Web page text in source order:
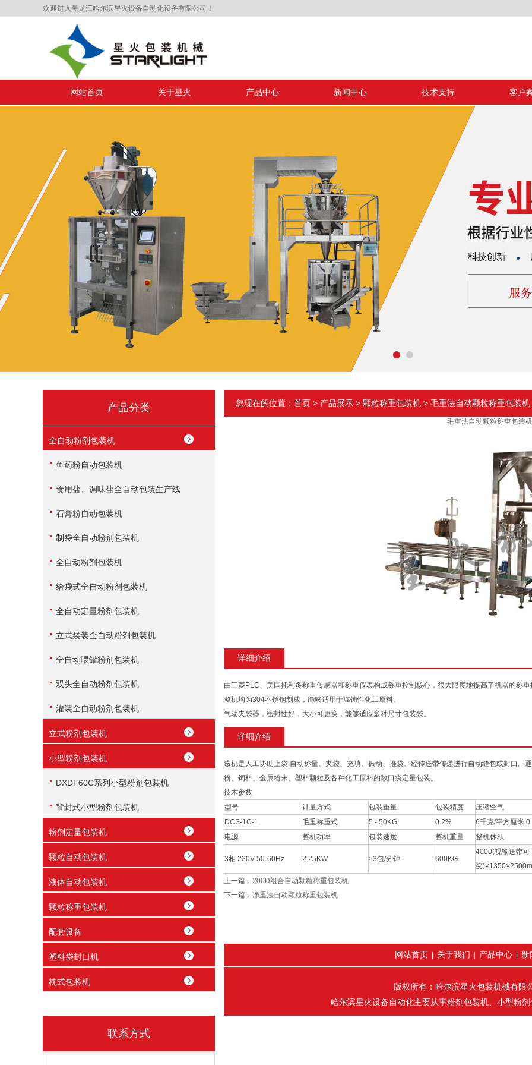
欢迎进入黑龙江哈尔滨星火设备自动化设备有限公司！
网站首页 关于星火 产品中心 新闻中心 技术支持 客户
产品分类
全自动粉剂包装机
鱼药粉自动包装机
食用盐、调味盐全自动包装生产线
石膏粉自动包装机
制袋全自动粉剂包装机
全自动粉剂包装机
给袋式全自动粉剂包装机
全自动定量粉剂包装机
立式袋装全自动粉剂包装机
全自动喂罐粉剂包装机
双头全自动粉剂包装机
灌装全自动粉剂包装机
立式粉剂包装机
小型粉剂包装机
DXDF60C系列小型粉剂包装机
背封式小型粉剂包装机
粉剂定量包装机
颗粒自动包装机
液体自动包装机
颗粒称重包装机
配套设备
塑料袋封口机
枕式包装机
联系方式
您现在的位置： 首页 > 产品展示 > 颗粒称重包装机 > 毛重法自动颗粒称重包装机
毛重法自动颗粒称重包装机
详细介绍
由三菱PLC、美国托利多称重传感器和称重仪表构成称重控制核心，很大限度地提高了机器的称
整机均为304不锈钢制成，能够适用于腐蚀性化工原料。
气动夹袋器，密封性好，大小可更换，能够适应多种尺寸包装袋。
详细介绍
该机是人工协助上袋,自动称量、夹袋、充填、振动、推袋、经传送带传递进行自动缝包或封口。
粉、饲料、金属粉末、塑料颗粒及各种化工原料的敞口袋定量包装。
技术参数
型号
计量方式 包装重量 包装精度
压缩空气
DCS-1C-1
毛重称重式 5 - 50KG 0.2%
6千克/平方厘米
电源
整机功率 包装速度 整机重量 整机休积
3相 220V 50-60Hz 2.25KW ≥3包/分钟 600KG
4000(视输送带可
变
上一篇： 200D组合自动颗粒称重包装机
下一篇： 净重法自动颗粒称重包装机
网站首页 关于我们 产品中心 新
版权所有：哈尔滨星火包装机械有
哈尔滨星火设备自动化主要从事粉剂包装机、小型粉